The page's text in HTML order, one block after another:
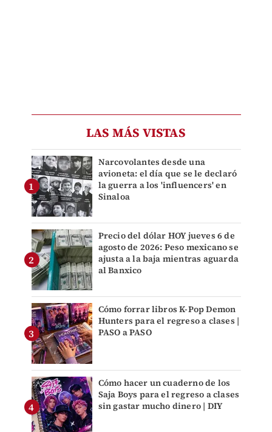
LAS MÁS VISTAS
Narcovolantes desde una
avioneta: el día que se le declaró
la guerra a los 'influencers' en
Sinaloa
Precio del dólar HOY jueves 6 de
agosto de 2026: Peso mexicano se
ajusta a la baja mientras aguarda
al Banxico
Cómo forrar libros K-Pop Demon
Hunters para el regreso a clases |
PASO a PASO
Cómo hacer un cuaderno de los
Saja Boys para el regreso a clases
sin gastar mucho dinero | DIY